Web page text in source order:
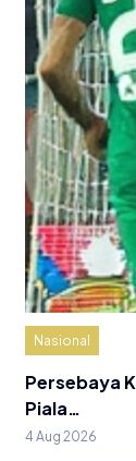
Nasional
Persebaya
Piala…
4 Aug 2026